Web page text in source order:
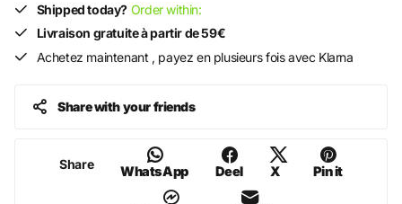
Shipped today? Order within:
Livraison gratuite à partir de 59€
Achetez maintenant , payez en plusieurs fois avec Klarna
Share with your friends
Share WhatsApp Deel X Pin it